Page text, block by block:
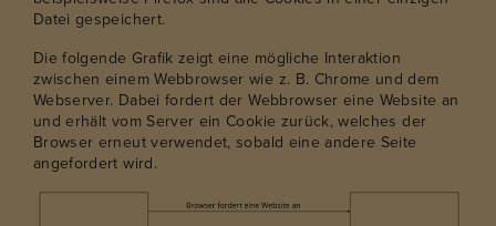
Datei gespeichert.
Die folgende Grafik zeigt eine mögliche Interaktion
zwischen einem Webbrowser wie z. B. Chrome und dem
Webserver. Dabei fordert der Webbrowser eine Website an
und erhält vom Server ein Cookie zurück, welches der
Browser erneut verwendet, sobald eine andere Seite
angefordert wird.